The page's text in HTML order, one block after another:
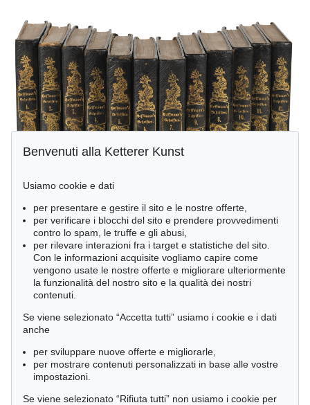
Benvenuti alla Ketterer Kunst
Usiamo cookie e dati
per presentare e gestire il sito e le nostre offerte,
per verificare i blocchi del sito e prendere provvedimenti
contro lo spam, le truffe e gli abusi,
per rilevare interazioni fra i target e statistiche del sito.
Con le informazioni acquisite vogliamo capire come
vengono usate le nostre offerte e migliorare ulteriormente
la funzionalità del nostro sito e la qualità dei nostri
contenuti.
Se viene selezionato “Accetta tutti” usiamo i cookie e i dati
anche
per sviluppare nuove offerte e migliorarle,
per mostrare contenuti personalizzati in base alle vostre
impostazioni.
Se viene selezionato “Rifiuta tutti” non usiamo i cookie per